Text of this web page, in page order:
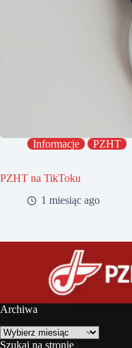
Informacje PZHT
PZHT na TikToku
1 miesiąc ago
Archiwa
Archiwa
Szukaj na stronie